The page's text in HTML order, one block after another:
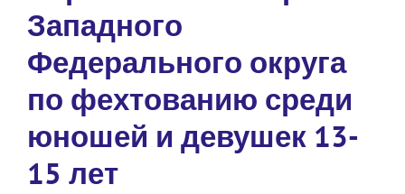
Западного
Федерального округа
по фехтованию среди
юношей и девушек 13-
15 лет